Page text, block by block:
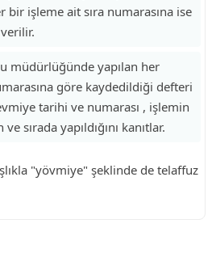
bir işleme ait sıra numarasına ise
müdürlüğünde yapılan her
göre kaydedildiği defteri
tarihi ve numarası , işlemin
sırada yapıldığını kanıtlar.
"yövmiye" şeklinde de telaffuz